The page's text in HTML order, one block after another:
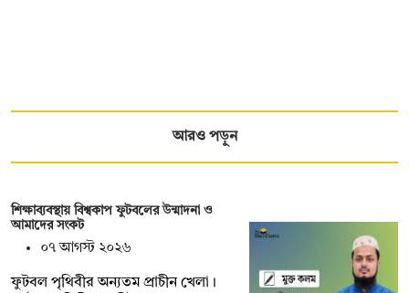
আরও পড়ুন
শিক্ষাব্যবস্থায় বিশ্বকাপ ফুটবলের উন্মাদনা ও
আমাদের সংকট
০৭ আগস্ট ২০২৬
ফুটবল পৃথিবীর অন্যতম প্রাচীন খেলা।